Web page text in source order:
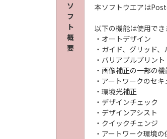
ソ
フ
ト
概
要
本ソフトウエアは
以下の機能は使用でき
・オートデザイン
・ガイド、グリッド、
・バリアブルプリント
・画像補正の一部の機
・アートワークのセ
・環境光補正
・デザインチェック
・デザインアシスト
・クイックチェンジ
・アートワーク環境